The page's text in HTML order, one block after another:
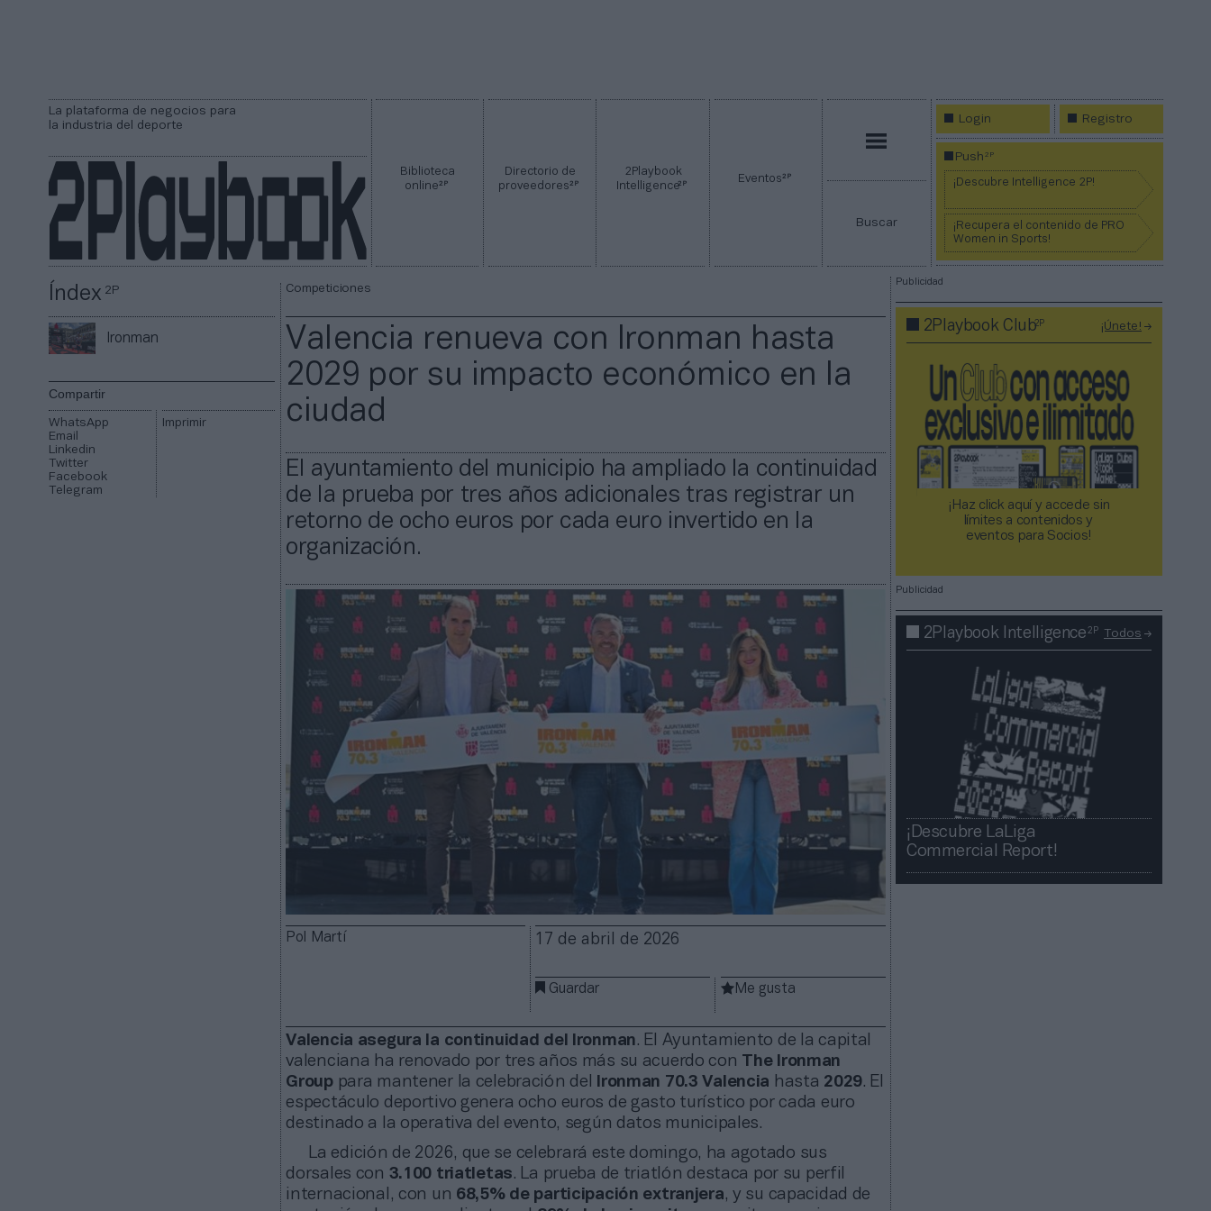
La plataforma de negocios para
la industria del deporte
Biblioteca
online2P
Directorio de
proveedores2P
2Playbook
Intelligence2P Eventos2P
Buscar
Login Registro
Push2P
¡Descubre Intelligence 2P!
¡Recupera el contenido de PRO
Women in Sports!
Índex2P
Ironman
Compartir
WhatsApp
Email
Linkedin
Twitter
Facebook
Telegram
Imprimir
Competiciones
Valencia renueva con Ironman hasta
2029 por su impacto económico en la
ciudad
El ayuntamiento del municipio ha ampliado la continuidad
de la prueba por tres años adicionales tras registrar un
retorno de ocho euros por cada euro invertido en la
organización.
Pol Martí 17 de abril de 2026
Guardar Me gusta
Valencia asegura la continuidad del Ironman. El Ayuntamiento de la capital
valenciana ha renovado por tres años más su acuerdo con The Ironman
Group para mantener la celebración del Ironman 70.3 Valencia hasta 2029. El
espectáculo deportivo genera ocho euros de gasto turístico por cada euro
destinado a la operativa del evento, según datos municipales.
La edición de 2026, que se celebrará este domingo, ha agotado sus
dorsales con 3.100 triatletas. La prueba de triatlón destaca por su perfil
internacional, con un 68,5% de participación extranjera, y su capacidad de
Publicidad
2Playbook Club2P ¡Únete!
¡Haz click aquí y accede sin
límites a contenidos y
eventos para Socios!​​​​​​​
Publicidad
2Playbook Intelligence2P Todos
¡Descubre LaLiga
Commercial Report!​​